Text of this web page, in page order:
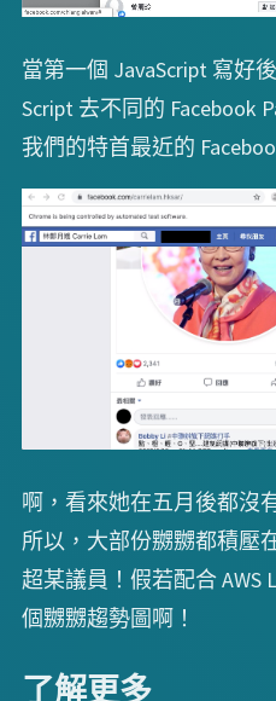
當第一個 JavaScript 寫好
Script 去不同的 Facebook
我們的特首最近的
啊，看來她在五月後都沒
所以，大部份嬲嬲都積壓
超某議員！假若配合 AWS
個嬲嬲趨勢圖啊！
了解更多